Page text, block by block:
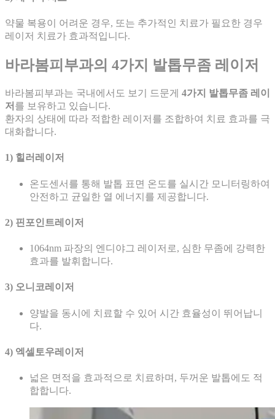
약물 복용이 어려운 경우, 또는 추가적인 치료가 필요한 경우
레이저 치료가 효과적입니다.
바라봄피부과의 4가지 발톱무좀 레이저
바라봄피부과는 국내에서도 보기 드문게 4가지 발톱무좀 레이
저 를 보유하고 있습니다.
환자의 상태에 따라 적합한 레이저를 조합하여 치료 효과를 극
대화합니다.
1) 힐러레이저
온도센서를 통해 발톱 표면 온도를 실시간 모니터링하여
안전하고 균일한 열 에너지를 제공합니다.
2) 핀포인트레이저
1064nm 파장의 엔디야그 레이저로, 심한 무좀에 강력한
효과를 발휘합니다.
3) 오니코레이저
양발을 동시에 치료할 수 있어 시간 효율성이 뛰어납니
다.
4) 엑셀토우레이저
넓은 면적을 효과적으로 치료하며, 두꺼운 발톱에도 적
합합니다.